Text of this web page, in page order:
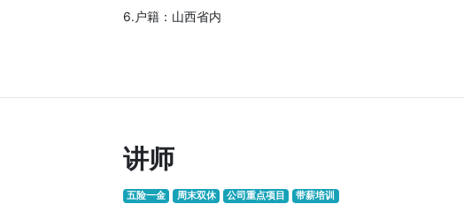
6.户籍：山西省内
讲师
五险一金 周末双休 公司重点项目 带薪培训